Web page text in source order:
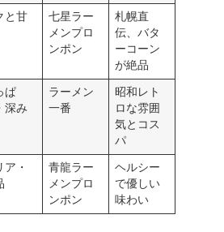
と甘
七星ラー
メンプロ
ンポン
札幌直
伝、バタ
ーコーン
が絶品
ぱ
深み
ラーメン
一番
昭和レト
ロな雰囲
気とコス
パ
ア・
青龍ラー
メンプロ
ンポン
ヘルシー
で優しい
味わい